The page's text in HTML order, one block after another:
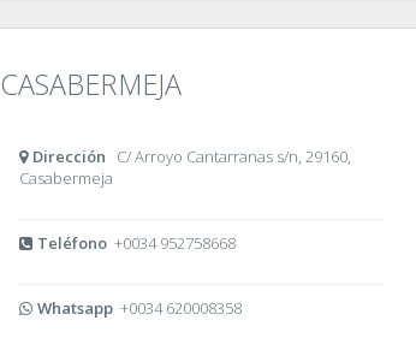
CASABERMEJA
Dirección C/ Arroyo Cantarranas s/n, 29160,
Casabermeja
Teléfono+0034 952758668
Whatsapp+0034 620008358